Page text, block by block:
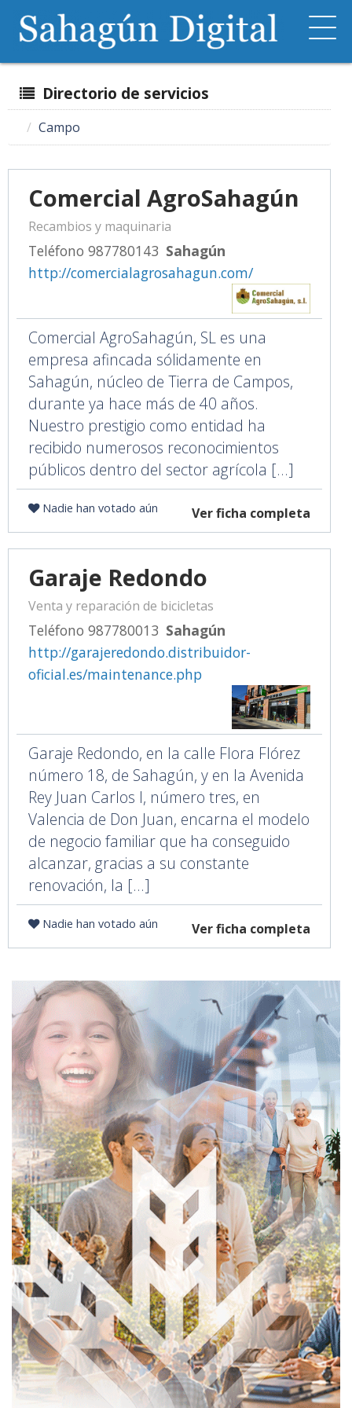
Directorio de servicios
Campo
Comercial AgroSahagún
Recambios y maquinaria
Teléfono 987780143 Sahagún
http://comercialagrosahagun.com/
Comercial AgroSahagún, SL es una
empresa afincada sólidamente en
Sahagún, núcleo de Tierra de Campos,
durante ya hace más de 40 años.
Nuestro prestigio como entidad ha
recibido numerosos reconocimientos
públicos dentro del sector agrícola [...]
Nadie han votado aún Ver ficha completa
Garaje Redondo
Venta y reparación de bicicletas
Teléfono 987780013 Sahagún
http://garajeredondo.distribuidor-
oficial.es/maintenance.php
Garaje Redondo, en la calle Flora Flórez
número 18, de Sahagún, y en la Avenida
Rey Juan Carlos I, número tres, en
Valencia de Don Juan, encarna el modelo
de negocio familiar que ha conseguido
alcanzar, gracias a su constante
renovación, la [...]
Nadie han votado aún Ver ficha completa